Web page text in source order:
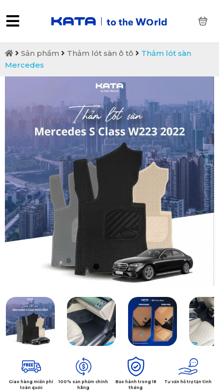
Sản phẩm Thảm lót sàn ô tô
Thảm lót sàn
Mercedes
Giao hàng miễn phí
toàn quốc
100% sản phẩm chính
hãng
Bảo hành trong 18
tháng
Tư vấn hỗ trợ tận tình